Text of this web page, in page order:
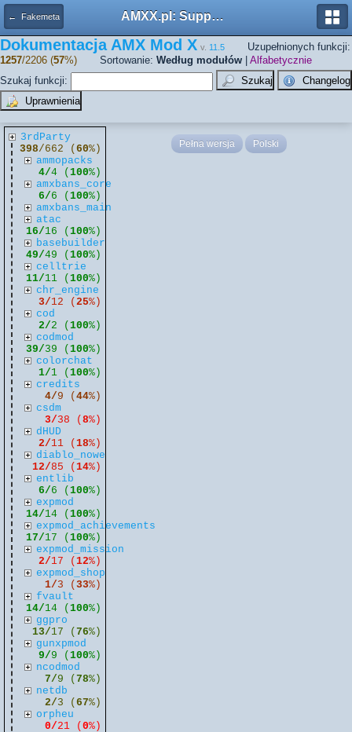
← Fakemeta AMXX.pl: Support AMX Mod X i SourceMod
Dokumentacja AMX Mod X v. 11.5
Uzupełnionych funkcji:
1257/2206 (57%) Sortowanie: Według modułów
Alfabetycznie
Szukaj funkcji:
3rdParty
398/662 (60%)
ammopacks
4/4 (100%)
amxbans_core
6/6 (100%)
amxbans_main
atac
16/16 (100%)
basebuilder
49/49 (100%)
celltrie
11/11 (100%)
chr_engine
3/12 (25%)
cod
2/2 (100%)
codmod
39/39 (100%)
colorchat
1/1 (100%)
credits
4/9 (44%)
csdm
3/38 (8%)
dHUD
2/11 (18%)
diablo_nowe
12/85 (14%)
entlib
6/6 (100%)
expmod
14/14 (100%)
expmod_achievements
17/17 (100%)
expmod_mission
2/17 (12%)
expmod_shop
1/3 (33%)
fvault
14/14 (100%)
ggpro
13/17 (76%)
gunxpmod
9/9 (100%)
ncodmod
7/9 (78%)
netdb
2/3 (67%)
orpheu
0/21 (0%)
Pełna wersja Polski